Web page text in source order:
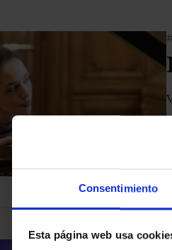
Consentimiento
Esta página web usa